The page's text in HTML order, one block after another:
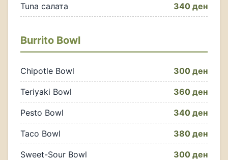
Tuna салата 340 ден
Burrito Bowl
Chipotle Bowl 300 ден
Teriyaki Bowl 360 ден
Pesto Bowl 340 ден
Taco Bowl 380 ден
Sweet-Sour Bowl 300 ден